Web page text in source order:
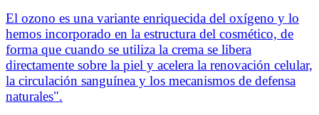
El ozono es una variante enriquecida del oxígeno y lo
hemos incorporado en la estructura del cosmético, de
forma que cuando se utiliza la crema se libera
directamente sobre la piel y acelera la renovación celular,
la circulación sanguínea y los mecanismos de defensa
naturales".